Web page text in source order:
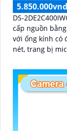
5.850.000vnd
DS-
cấp nguồn
với ống kính có
nét, trang bị